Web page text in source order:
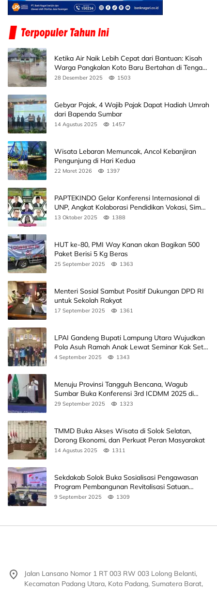
Ketika Air Naik Lebih Cepat dari Bantuan: Kisah
Warga Pangkalan Koto Baru Bertahan di Tengah
Banjir
28 Desember 2025 1503
Gebyar Pajak, 4 Wajib Pajak Dapat Hadiah Umrah
dari Bapenda Sumbar
14 Agustus 2025 1457
Wisata Lebaran Memuncak, Ancol Kebanjiran
Pengunjung di Hari Kedua
22 Maret 2026 1397
PAPTEKINDO Gelar Konferensi Internasional di
UNP, Angkat Kolaborasi Pendidikan Vokasi, Simak
Agendanya
13 Oktober 2025 1388
HUT ke-80, PMI Way Kanan akan Bagikan 500
Paket Berisi 5 Kg Beras
25 September 2025 1363
Menteri Sosial Sambut Positif Dukungan DPD RI
untuk Sekolah Rakyat
17 September 2025 1361
LPAI Gandeng Bupati Lampung Utara Wujudkan
Pola Asuh Ramah Anak Lewat Seminar Kak Seto,
Ini Jadwalnya
4 September 2025 1343
Menuju Provinsi Tangguh Bencana, Wagub
Sumbar Buka Konferensi 3rd ICDMM 2025 di
Unand
29 September 2025 1323
TMMD Buka Akses Wisata di Solok Selatan,
Dorong Ekonomi, dan Perkuat Peran Masyarakat
14 Agustus 2025 1311
Sekdakab Solok Buka Sosialisasi Pengawasan
Program Pembangunan Revitalisasi Satuan
Pendidikan
9 September 2025 1309
Jalan Lansano Nomor 1 RT 003 RW 003 Lolong Belanti,
Kecamatan Padang Utara, Kota Padang, Sumatera Barat,